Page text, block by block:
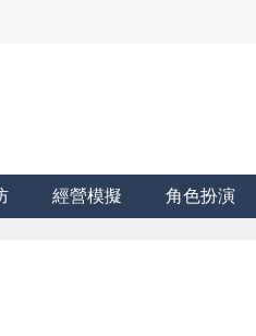
經營模擬 角色扮演